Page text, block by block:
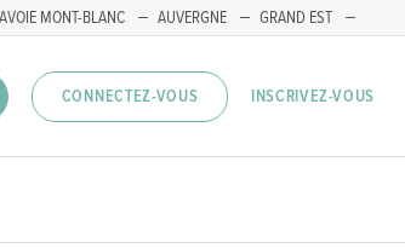
MONT-BLANC AUVERGNE
GRAND EST
CONNECTEZ-VOUS INSCRIVEZ-VOUS